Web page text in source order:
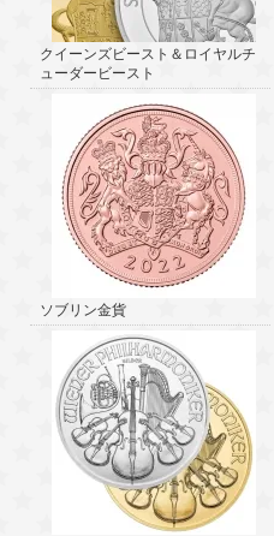
クイーンズビースト＆ロイヤルチ
ューダービースト
ソブリン金貨